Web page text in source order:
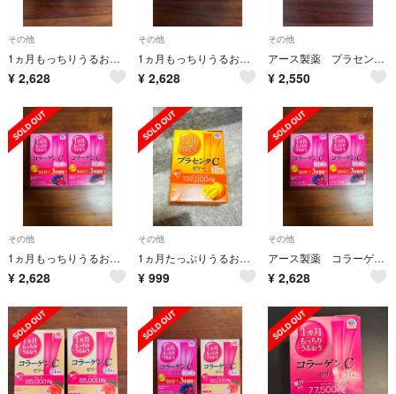
その他
1ヵ月もっちりうるおうコラーゲンCゼリー アサイー・ベリー味(10g*31本入)
¥ 2,628
その他
1ヵ月もっちりうるおう コラーゲンCゼリー ピーチ味 個包装(10g×34本入)
¥ 2,628
その他
アース製薬 プラセンタCゼリー マンゴー味 ３４本入 ２箱セット
¥ 2,550
その他
1ヵ月もっちりうるおうコラーゲンCゼリー アサイー・ベリー味(10g*34本入)
¥ 2,628
その他
1ヵ月たっぷりうるおうプラセンタCゼリー マンゴー味(10g*31本入)
¥ 999
その他
アース製薬 コラーゲンゼリー アサイーベリー味 34本 2箱セット
¥ 2,628